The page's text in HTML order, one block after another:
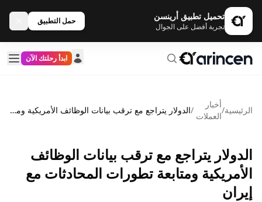
تحميل تطبيق أرينسن
تجربة أفضل على الجوال
حمل التطبيق
ابدأ رحلتك الآن
الرئيسية/
أخبار
العملات
/ الدولار يتراجع مع ترقب بيانات الوظائف الأمريكية ومتابعة تطورات المحادثات مع إيران
الدولار يتراجع مع ترقب بيانات الوظائف
الأمريكية ومتابعة تطورات المحادثات مع
إيران